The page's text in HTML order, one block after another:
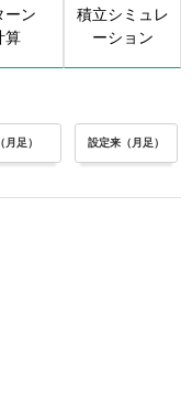
ーン
算
積立シミュレ
ーション
月足） 設定来（月足）